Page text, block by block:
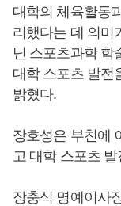
대학의 체육활동
리했다는 데 의미
닌 스포츠과학 학
대학 스포츠 발전
밝혔다.
장호성은 부친에
고 대학 스포츠
장충식 명예이사